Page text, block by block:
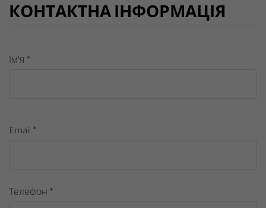
КОНТАКТНА ІНФОРМАЦІЯ
Ім'я *
Email *
Телефон *